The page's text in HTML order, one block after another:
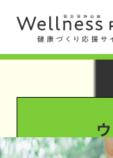
Warning : Undefined
content/themes/
/var/www/wordpress/wp-